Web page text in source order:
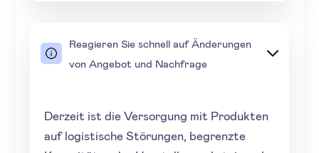
Reagieren Sie schnell auf Änderungen
von Angebot und Nachfrage
Derzeit ist die Versorgung mit Produkten
auf logistische Störungen, begrenzte